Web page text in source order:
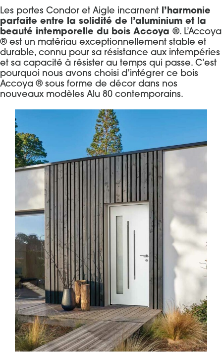
Les portes Condor et Aigle incarnent l’harmonie
parfaite entre la solidité de l’aluminium et la
beauté intemporelle du bois Accoya ®. L’Accoya
® est un matériau exceptionnellement stable et
durable, connu pour sa résistance aux intempéries
et sa capacité à résister au temps qui passe. C’est
pourquoi nous avons choisi d’intégrer ce bois
Accoya ® sous forme de décor dans nos
nouveaux modèles Alu 80 contemporains.